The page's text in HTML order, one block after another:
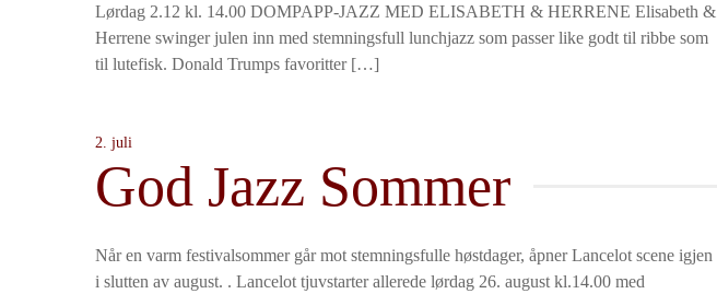
Lørdag 2.12 kl. 14.00 DOMPAPP-JAZZ MED ELISABETH & HERRENE Elisabeth &
Herrene swinger julen inn med stemningsfull lunchjazz som passer like godt til ribbe som
til lutefisk. Donald Trumps favoritter […]
2. juli
God Jazz Sommer
Når en varm festivalsommer går mot stemningsfulle høstdager, åpner Lancelot scene igjen
i slutten av august. . Lancelot tjuvstarter allerede lørdag 26. august kl.14.00 med